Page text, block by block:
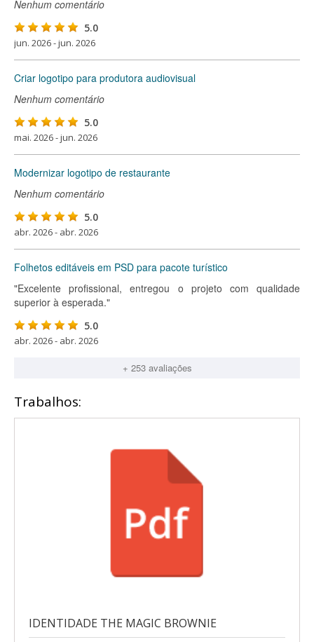
Nenhum comentário
5.0
jun. 2026 - jun. 2026
Criar logotipo para produtora audiovisual
Nenhum comentário
5.0
mai. 2026 - jun. 2026
Modernizar logotipo de restaurante
Nenhum comentário
5.0
abr. 2026 - abr. 2026
Folhetos editáveis em PSD para pacote turístico
"Excelente profissional, entregou o projeto com qualidade
superior à esperada."
5.0
abr. 2026 - abr. 2026
+ 253 avaliações
Trabalhos:
IDENTIDADE THE MAGIC BROWNIE